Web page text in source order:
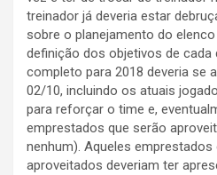
treinador já deveria estar
sobre o planejamento do
definição dos objetivos de cada
completo para 2018 deveria se
02/10, incluindo os atuais
para reforçar o time e,
emprestados que serão
nenhum). Aqueles emprestados
aproveitados deveriam ter